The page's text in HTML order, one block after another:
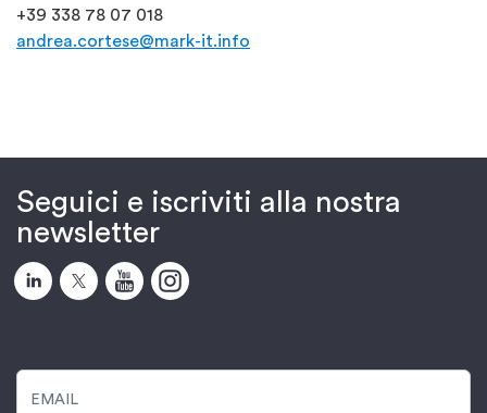
+39 338 78 07 018
andrea.cortese@mark-it.info
Seguici e iscriviti alla nostra
newsletter